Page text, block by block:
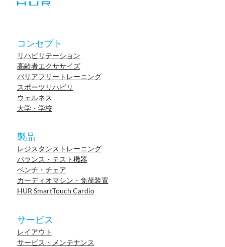
コンセプト
リハビリテーション
高齢者エクササイズ
バリアフリートレーニング
スポーツリハビリ
ウェルネス
大学・学校
製品
レジスタンストレーニング
バランス・テスト機器
ベンチ・チェア
カーディオマシン・免荷装置
HUR SmartTouch Cardio
サービス
レイアウト
サービス・メンテナンス